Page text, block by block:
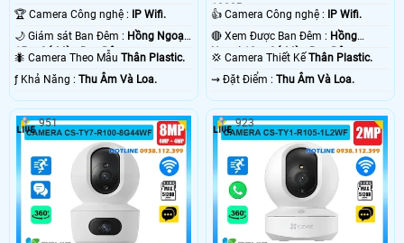
🏆 Camera Công nghệ : IP Wifi.
🌙 Giám sát Ban Đêm : Hồng Ngoại
15m Có Màu Ban Ðêm.
🐜 Camera Theo Mẫu Thân Plastic.
️ƒ Khả Năng : Thu Âm Và Loa.
1080P .
👍 Camera Công nghệ : IP Wifi.
🔴 Xem Được Ban Đêm : Hồng
Ngoại 10m Có Màu Ban Ðêm.
💢 Camera Thiết KếThân Plastic.
️⇝ Đặt Điểm :Thu Âm Và Loa.
951 923